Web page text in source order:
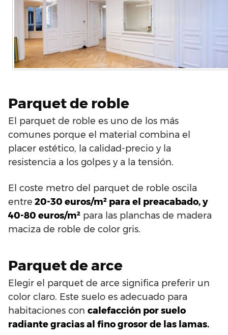
Parquet de roble
El parquet de roble es uno de los más
comunes porque el material combina el
placer estético, la calidad-precio y la
resistencia a los golpes y a la tensión.
El coste metro del parquet de roble oscila
entre 20-30 euros/m² para el preacabado, y
40-80 euros/m² para las planchas de madera
maciza de roble de color gris.
Parquet de arce
Elegir el parquet de arce significa preferir un
color claro. Este suelo es adecuado para
habitaciones con calefacción por suelo
radiante gracias al fino grosor de las lamas.